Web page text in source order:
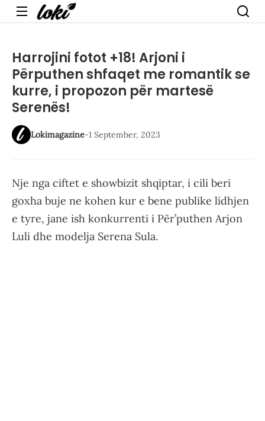
Menu
Harrojini fotot +18! Arjoni i
Përputhen shfaqet me romantik se
kurre, i propozon për martesë
Serenës!
Lokimagazine-1 September, 2023
Nje nga ciftet e showbizit shqiptar, i cili beri
goxha buje ne kohen kur e bene publike lidhjen
e tyre, jane ish konkurrenti i Për’puthen Arjon
Luli dhe modelja Serena Sula.